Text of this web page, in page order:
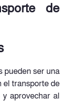
de
pueden ser una
el transporte de
aprovechar al